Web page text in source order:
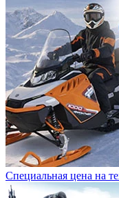
Специальная цена на